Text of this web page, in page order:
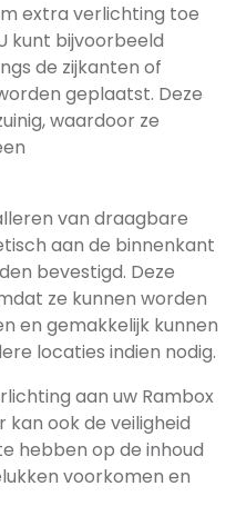
extra verlichting toe
kunt bijvoorbeeld
de zijkanten of
geplaatst. Deze
waardoor ze
van draagbare
aan de binnenkant
bevestigd. Deze
ze kunnen worden
en gemakkelijk kunnen
locaties indien nodig.
aan uw Rambox
ook de veiligheid
hebben op de inhoud
voorkomen en